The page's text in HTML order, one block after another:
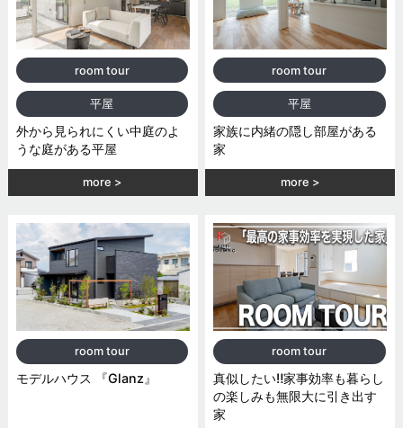
room tour
平屋
外から見られにくい中庭のよ
うな庭がある平屋
more
room tour
平屋
家族に内緒の隠し部屋がある
家
more
room tour
モデルハウス 『Glanz』
room tour
真似したい‼︎家事効率も暮らし
の楽しみも無限大に引き出す
家